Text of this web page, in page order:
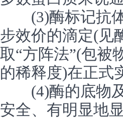
(3)酶标记抗体
步效价的滴定(见
取“方阵法”(包被
的稀释度)在正式
(4)酶的底物及
安全、有明显地